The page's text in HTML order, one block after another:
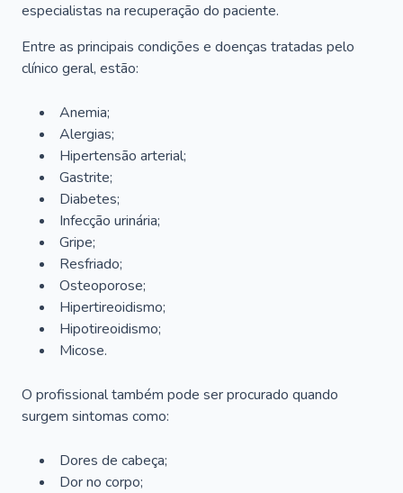
especialistas na recuperação do paciente.
Entre as principais condições e doenças tratadas pelo
clínico geral, estão:
Anemia;
Alergias;
Hipertensão arterial;
Gastrite;
Diabetes;
Infecção urinária;
Gripe;
Resfriado;
Osteoporose;
Hipertireoidismo;
Hipotireoidismo;
Micose.
O profissional também pode ser procurado quando
surgem sintomas como:
Dores de cabeça;
Dor no corpo;